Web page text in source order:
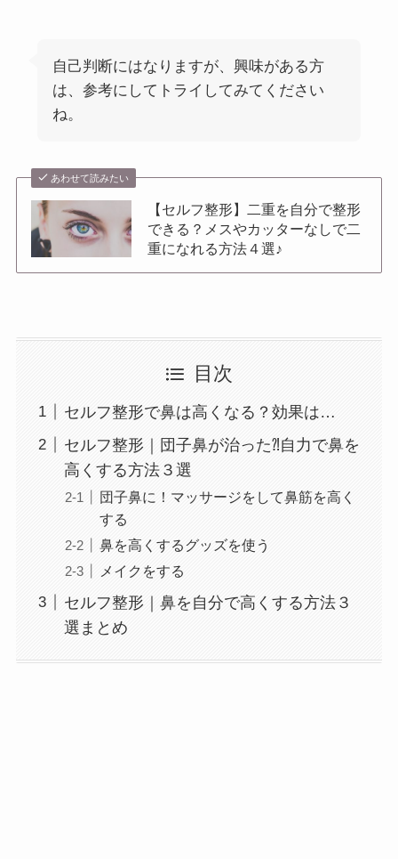
自己判断にはなりますが、興味がある方
は、参考にしてトライしてみてください
ね。
あわせて読みたい
【セルフ整形】二重を自分で整形
できる？メスやカッターなしで二
重になれる方法４選♪
目次
セルフ整形で鼻は高くなる？効果は…
セルフ整形｜団子鼻が治った⁈自力で鼻を
高くする方法３選
団子鼻に！マッサージをして鼻筋を高く
する
鼻を高くするグッズを使う
メイクをする
セルフ整形｜鼻を自分で高くする方法３
選まとめ